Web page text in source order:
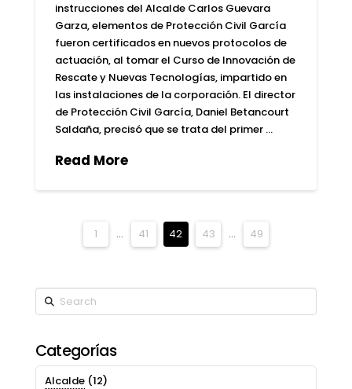
instrucciones del Alcalde Carlos Guevara
Garza, elementos de Protección Civil García
fueron certificados en nuevos protocolos de
actuación, al tomar el Curso de Innovación de
Rescate y Nuevas Tecnologías, impartido en
las instalaciones de la corporación. El director
de Protección Civil García, Daniel Betancourt
Saldaña, precisó que se trata del primer …
Read More
1 ... 41 42 43 ... 49
Search
Categorías
Alcalde(12)